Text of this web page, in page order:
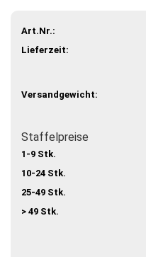
Art.Nr.:
Lieferzeit:
Versandgewicht:
Staffelpreise
1-9 Stk.
10-24 Stk.
25-49 Stk.
> 49 Stk.